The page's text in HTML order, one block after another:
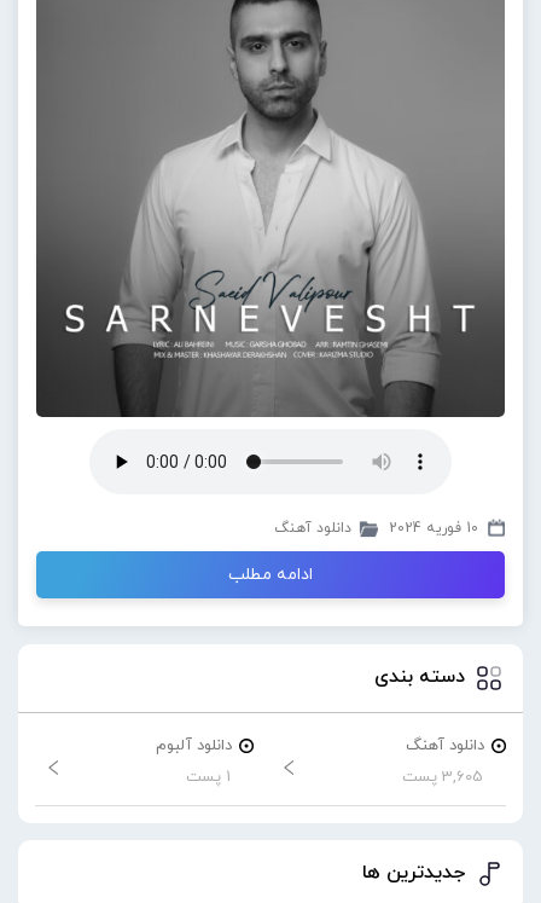
10 فوریه 2024 دانلود آهنگ
ادامه مطلب
دسته بندی
دانلود آهنگ
3,605 پست
دانلود آلبوم
1 پست
جدیدترین ها